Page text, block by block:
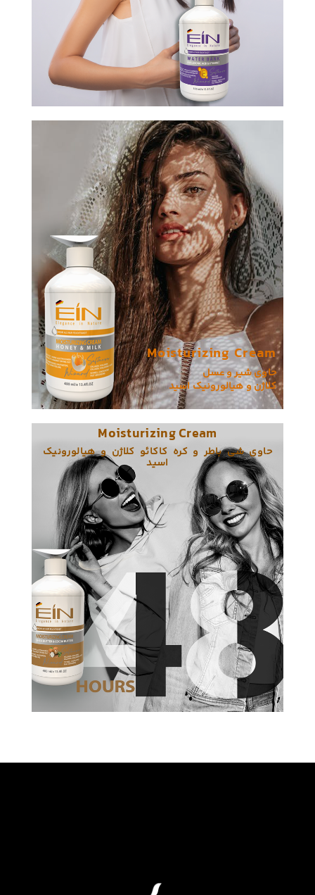
Softness Wizard
Moisturizing Cream
حاوی شیر و عسل
کلاژن و هیالورونیک اسیدSoftness Wizard
Moisturizing Cream
حاوی شی باطر و کره کاکائو کلاژن و هیالورونیک
اسید
!We Make You Love Yourself
Even More